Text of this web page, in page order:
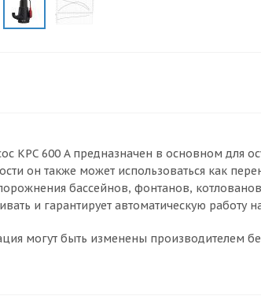
KPC 600 A предназначен в основном для
он также может использоваться как
бассейнов, фонтанов,
и гарантирует автоматическую работу
могут быть изменены производителем